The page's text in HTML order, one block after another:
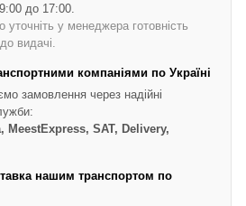
до 17:00.
уточніть у менеджера готовність
видачі.
компаніями по Україні
замовлення через надійні
MeestExpress, SAT, Delivery,
нашим транспортом по